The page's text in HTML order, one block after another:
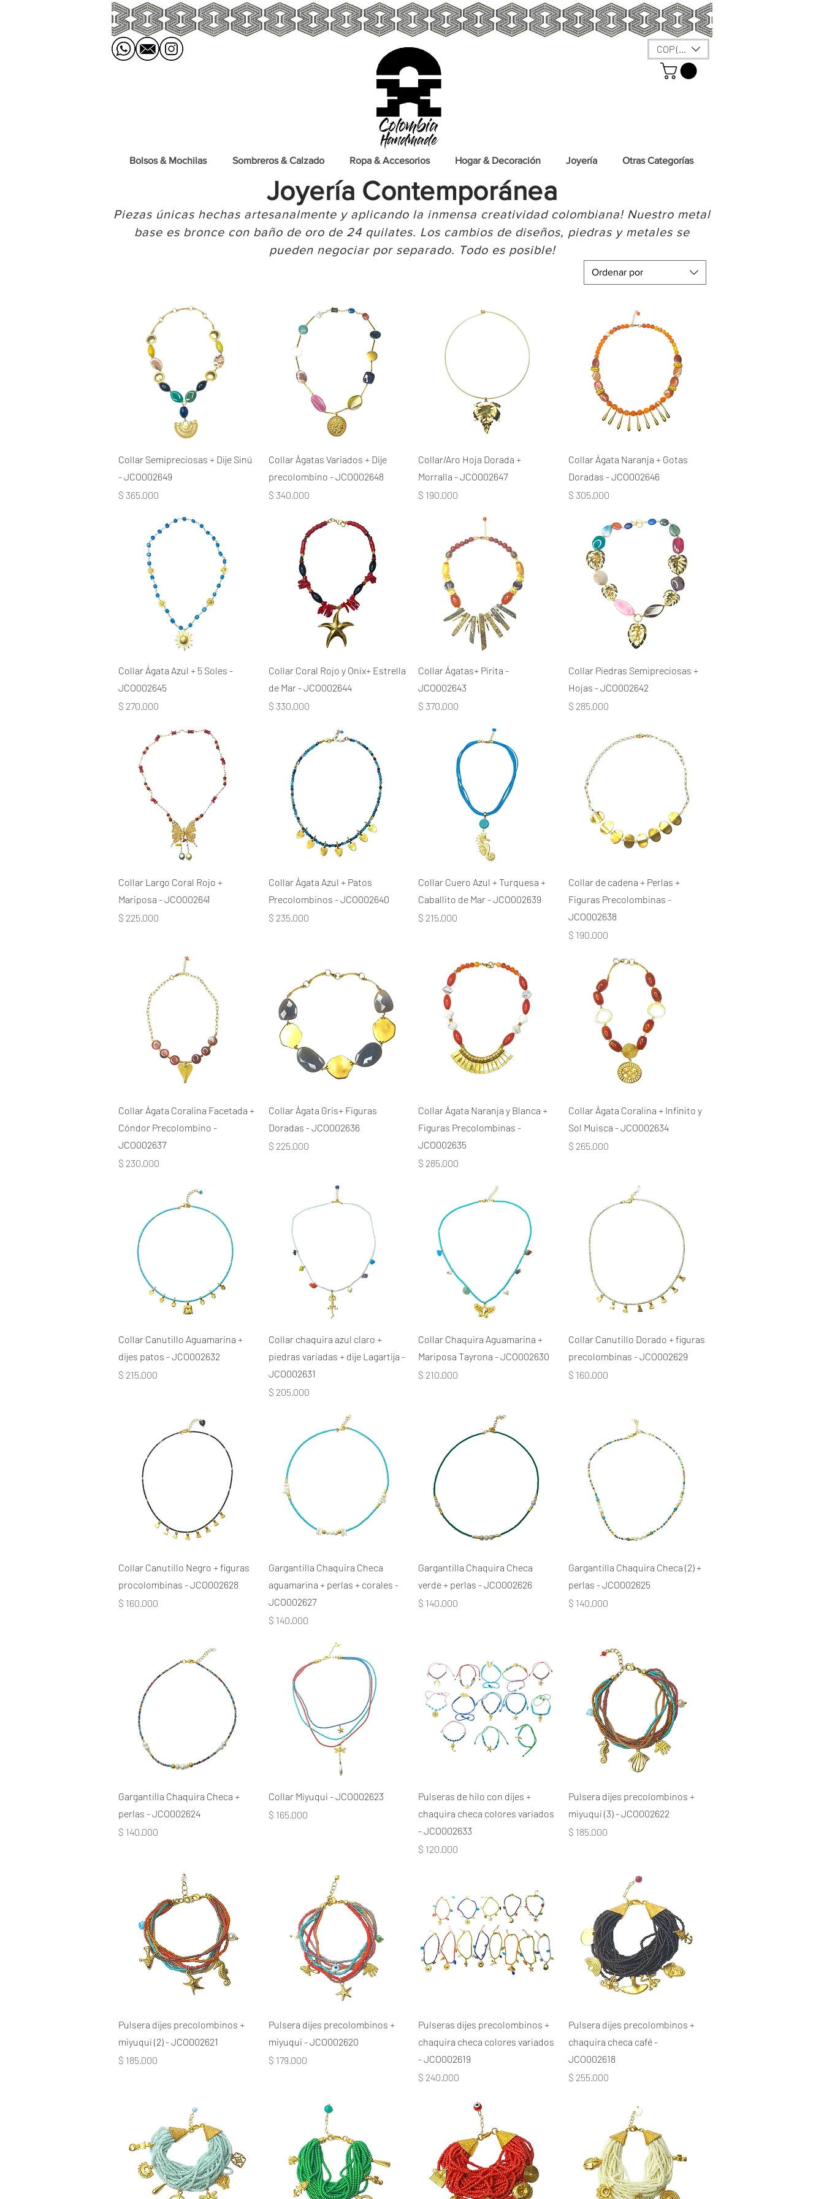
COP ($)
Bolsos & Mochilas Sombreros & Calzado Ropa & Accesorios Hogar & Decoración Joyería Otras Categorías
Joyería Contemporánea
Ordenar por
Collar Semipreciosas + Dije Sinú
- JCO002649
Precio
$ 365.000
Collar Ágatas Variados + Dije
precolombino - JCO002648
Precio
$ 340.000
Collar/Aro Hoja Dorada +
Morralla - JCO002647
Precio
$ 190.000
Collar Ágata Naranja + Gotas
Doradas - JCO002646
Precio
$ 305.000
Collar Ágata Azul + 5 Soles -
JCO002645
Precio
$ 270.000
Collar Coral Rojo y Onix+ Estrella
de Mar - JCO002644
Precio
$ 330.000
Collar Ágatas+ Pirita -
JCO002643
Precio
$ 370.000
Collar Piedras Semipreciosas +
Hojas - JCO002642
Precio
$ 285.000
Collar Largo Coral Rojo +
Mariposa - JCO002641
Precio
$ 225.000
Collar Ágata Azul + Patos
Precolombinos - JCO002640
Precio
$ 235.000
Collar Cuero Azul + Turquesa +
Caballito de Mar - JCO002639
Precio
$ 215.000
Collar de cadena + Perlas +
Figuras Precolombinas -
JCO002638
Precio
$ 190.000
Collar Ágata Coralina Facetada +
Cóndor Precolombino -
JCO002637
Precio
$ 230.000
Collar Ágata Gris+ Figuras
Doradas - JCO002636
Precio
$ 225.000
Collar Ágata Naranja y Blanca +
Figuras Precolombinas -
JCO002635
Precio
$ 285.000
Collar Ágata Coralina + Infinito y
Sol Muisca - JCO002634
Precio
$ 265.000
Collar Canutillo Aguamarina +
dijes patos - JCO002632
Precio
$ 215.000
Collar chaquira azul claro +
piedras variadas + dije Lagartija -
JCO002631
Precio
$ 205.000
Collar Chaquira Aguamarina +
Mariposa Tayrona - JCO002630
Precio
$ 210.000
Collar Canutillo Dorado + figuras
precolombinas - JCO002629
Precio
$ 160.000
Collar Canutillo Negro + figuras
procolombinas - JCO002628
Precio
$ 160.000
Gargantilla Chaquira Checa
aguamarina + perlas + corales -
JCO002627
Precio
$ 140.000
Gargantilla Chaquira Checa
verde + perlas - JCO002626
Precio
$ 140.000
Gargantilla Chaquira Checa (2) +
perlas - JCO002625
Precio
$ 140.000
Gargantilla Chaquira Checa +
perlas - JCO002624
Precio
$ 140.000
Collar Miyuqui - JCO002623
Precio
$ 165.000
Pulseras de hilo con dijes +
chaquira checa colores variados
- JCO002633
Precio
$ 120.000
Pulsera dijes precolombinos +
miyuqui (3) - JCO002622
Precio
$ 185.000
Pulsera dijes precolombinos +
miyuqui (2) - JCO002621
Precio
$ 185.000
Pulsera dijes precolombinos +
miyuqui - JCO002620
Precio
$ 179.000
Pulseras dijes precolombinos +
chaquira checa colores variados
- JCO002619
Precio
$ 240.000
Pulsera dijes precolombinos +
chaquira checa café -
JCO002618
Precio
$ 255.000
Piezas únicas hechas artesanalmente y aplicando la inmensa creatividad colombiana! Nuestro metal
base es bronce con baño de oro de 24 quilates. Los cambios de diseños, piedras y metales se
pueden negociar por separado. Todo es posible!